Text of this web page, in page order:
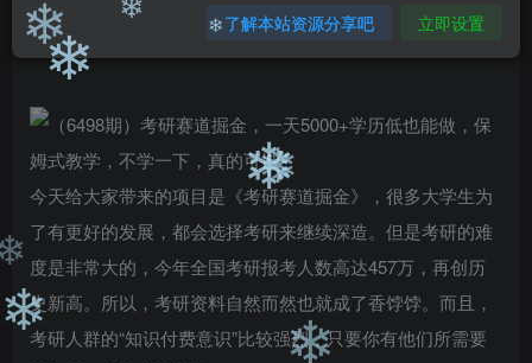
开通会员
今天给大家带来的项目是《考研赛道掘金》，很多大学生为
了有更好的发展，都会选择考研来继续深造。但是考研的难
度是非常大的，今年全国考研报考人数高达457万，再创历
史新高。所以，考研资料自然而然也就成了香饽饽。而且，
考研人群的“知识付费意识”比较强烈，只要你有他们所需要
了解本站资源分享吧 立即设置
❄
❄
❄ ❄
❄